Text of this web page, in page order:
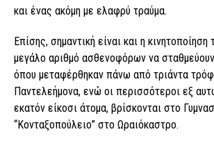
και ένας ακόμη με ελαφρύ τραύμα.
Επίσης, σημαντική είναι και η
μεγάλο αριθμό ασθενοφόρων να
όπου μεταφέρθηκαν πάνω από τριάντα
Παντελεήμονα, ενώ οι περισσότεροι εξ
εκατόν είκοσι άτομα, βρίσκονται στο
“Κονταξοπούλειο” στο Ωραιόκαστρο.